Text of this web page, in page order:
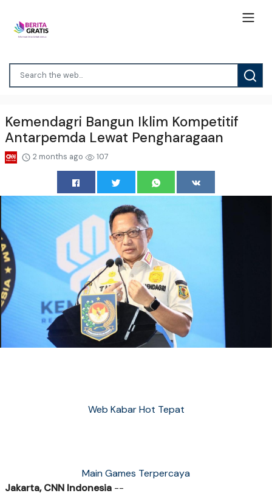
Kemendagri Bangun Iklim Kompetitif
Antarpemda Lewat Pengharagaan
2 months ago 107
Web Kabar Hot Tepat
Main Games Terpercaya
Jakarta, CNN Indonesia --